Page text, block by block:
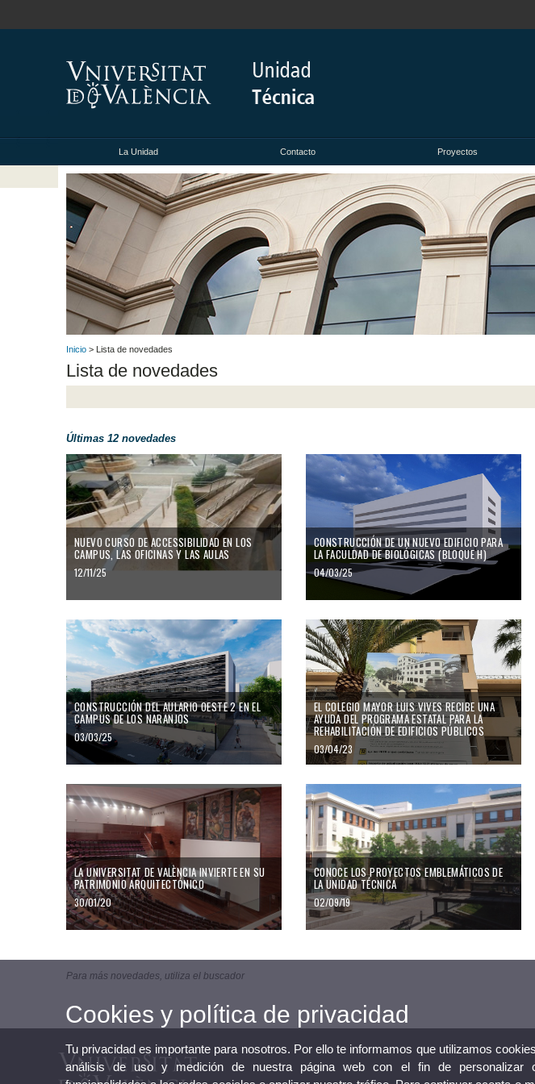
La Unidad Contacto Proyectos
Inicio > Lista de novedades
Lista de novedades
Últimas 12 novedades
Nuevo curso de accessibilidad en los campus, las oficinas y las aulas
NUEVO CURSO DE ACCESSIBILIDAD EN LOS
CAMPUS, LAS OFICINAS Y LAS AULAS
12/11/25
Construcción de un nuevo edificio para la
CONSTRUCCIÓN DE UN NUEVO EDIFICIO PARA
LA FACULDAD DE BIOLÓGICAS (BLOQUE H)
04/03/25
Construcción del Aulario Oeste 2 en el campus de los Naranjos
CONSTRUCCIÓN DEL AULARIO OESTE 2 EN EL
CAMPUS DE LOS NARANJOS
03/03/25
El Colegio Mayor Luis Vives recibe una ayuda del
EL COLEGIO MAYOR LUIS VIVES RECIBE UNA
AYUDA DEL PROGRAMA ESTATAL PARA LA
REHABILITACIÓN DE EDIFICIOS PÚBLICOS
03/04/23
La Universitat de València invierte en su patrimonio arquitectónico
LA UNIVERSITAT DE VALÈNCIA INVIERTE EN SU
PATRIMONIO ARQUITECTÓNICO
30/01/20
Conoce los proyectos emblemáticos de la Unidad
CONOCE LOS PROYECTOS EMBLEMÁTICOS DE
LA UNIDAD TÉCNICA
02/09/19
Para más novedades, utiliza el buscador
Cookies y política de privacidad
Tu privacidad es importante para nosotros. Por ello te informamos que utilizamos
análisis de uso y medición de nuestra página web con el fin de personalizar